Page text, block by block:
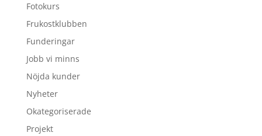
Fotokurs
Frukostklubben
Funderingar
Jobb vi minns
Nöjda kunder
Nyheter
Okategoriserade
Projekt